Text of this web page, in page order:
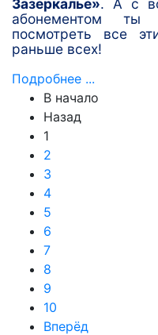
Зазеркалье». А с
абонементом ты
посмотреть все
раньше всех!
Подробнее ...
В начало
Назад
1
2
3
4
5
6
7
8
9
10
Вперёд